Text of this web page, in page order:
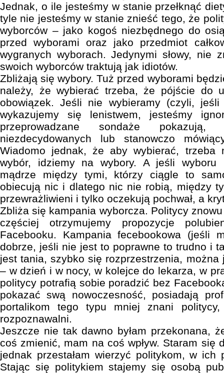
Jednak, o ile jesteśmy w stanie przełknąć
tyle nie jesteśmy w stanie znieść tego, że
wyborców – jako kogoś niezbędnego do
przed wyborami oraz jako przedmiot
wygranych wyborach. Jedynymi słowy, nie
swoich wyborców traktują jak idiotów.
Zbliżają się wybory. Tuż przed wyborami
należy, że wybierać trzeba, że pójście do
obowiązek. Jeśli nie wybieramy (czyli,
wykazujemy się lenistwem, jesteśmy
przeprowadzane sondaże
niezdecydowanych lub stanowczo
Wiadomo jednak, że aby wybierać, trzeba
wybór, idziemy na wybory. A jeśli
mądrze między tymi, którzy ciągle to
obiecują nic i dlatego nic nie robią, między
przewrażliwieni i tylko oczekują pochwał, a
Zbliża się kampania wyborcza. Politycy
częściej otrzymujemy propozycje
Facebooku. Kampania fecebookowa (jeśli
dobrze, jeśli nie jest to poprawne to trudno i
jest tania, szybko się rozprzestrzenia, można
– w dzień i w nocy, w kolejce do lekarza, w
politycy potrafią sobie poradzić bez
pokazać swą nowoczesność, posiadają
portalikom tego typu mniej znani
rozpoznawalni.
Jeszcze nie tak dawno byłam przekonana,
coś zmienić, mam na coś wpływ. Staram się
jednak przestałam wierzyć politykom, w ich
Stając się politykiem stajemy się osobą